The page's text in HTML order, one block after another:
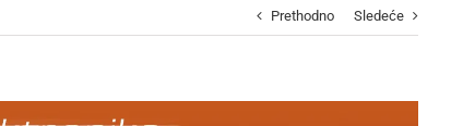
Prethodno Sledeće